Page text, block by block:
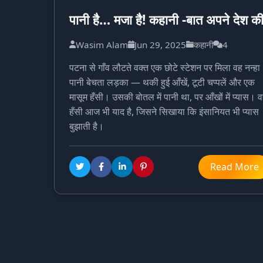
पानी है… मजा है! कहानी -बात अपने देश की
Wasim Alam Jun 29, 2025 कहानी 4
पटना से गाँव लौटते वक्त एक छोटे स्टेशन पर मिला वह नन्हा
पानी बेचता लड़का — थकी हुई आँखें, टूटी चप्पलें और एक
मासूम हँसी। उसकी बोतल में पानी था, पर आँखों में प्यास।
हँसी आज भी याद है, जिसने सिखाया कि इंसानियत भी प्यास
बुझाती है।
Read More